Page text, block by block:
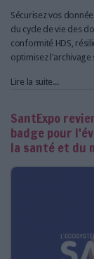
Sécurisez vos
du cycle de vie des
conformité HDS,
optimisez l'archivage
Lire la suite...
SantExpo
badge pour
la santé et du